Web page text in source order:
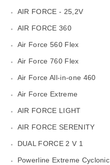
AIR FORCE - 25,2V
AIR FORCE 360
Air Force 560 Flex
Air Force 760 Flex
Air Force All-in-one 460
Air Force Extreme
AIR FORCE LIGHT
AIR FORCE SERENITY
DUAL FORCE 2 V 1
Powerline Extreme Cyclonic